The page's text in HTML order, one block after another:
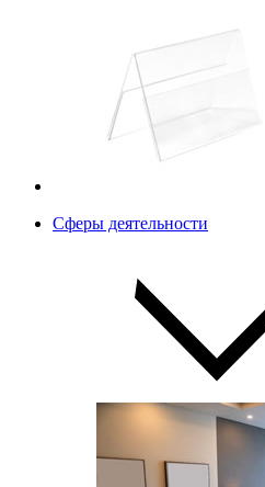
Сферы деятельности